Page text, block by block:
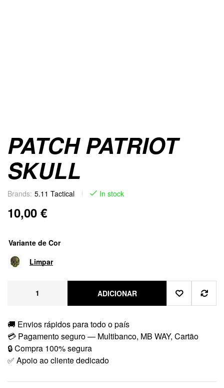
PATCH PATRIOT
SKULL
Brands: 5.11 Tactical In stock
10,00 €
Variante de Cor
Limpar
ADICIONAR
🚚 Envios rápidos para todo o país
💳 Pagamento seguro — Multibanco, MB WAY, Cartão
🔒 Compra 100% segura
✅ Apoio ao cliente dedicado